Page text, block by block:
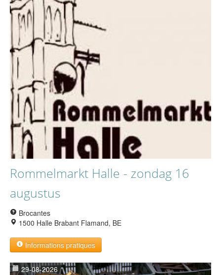
Rommelmarkt Halle - zondag 16
augustus
Brocantes
1500 Halle Brabant Flamand, BE
Informations pratiques
29-08-2026